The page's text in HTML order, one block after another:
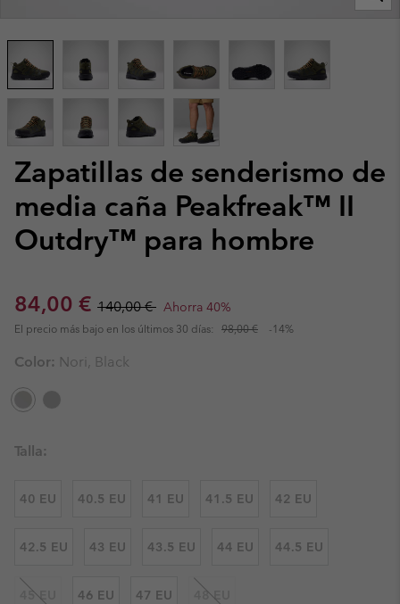
Zapatillas de senderismo de
media caña Peakfreak™ II
Outdry™ para hombre
Sale price:
84,00 € Regular price:
140,00 € Ahorra 40%
El precio más bajo en los últimos 30 días: 98,00 € -14%
Color: Nori, Black
Talla:
40 EU 40.5 EU 41 EU 41.5 EU 42 EU
42.5 EU 43 EU 43.5 EU 44 EU 44.5 EU
45 EU 46 EU 47 EU 48 EU